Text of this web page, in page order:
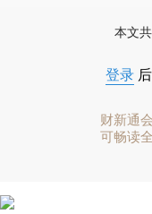
本文
登录
财新通
可畅读